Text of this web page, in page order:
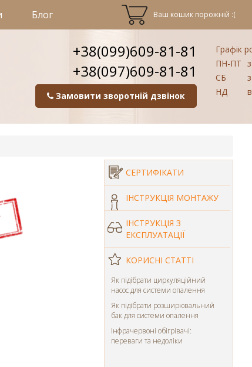
Блог Ваш кошик порожній :(
+38(099)609-81-81
+38(097)609-81-81
Замовити зворотній дзвінок
Графік
ПН-ПТ
СБ
НД
СЕРТИФІКАТИ
ІНСТРУКЦІЯ МОНТАЖУ
ІНСТРУКЦІЯ З
ЕКСПЛУАТАЦІЇ
КОРИСНІ СТАТТІ
Як підібрати циркуляційний
насос для системи опалення
Як підібрати розширювальний
бак для системи опалення
Інфрачервоні обігрівачі:
переваги та недоліки